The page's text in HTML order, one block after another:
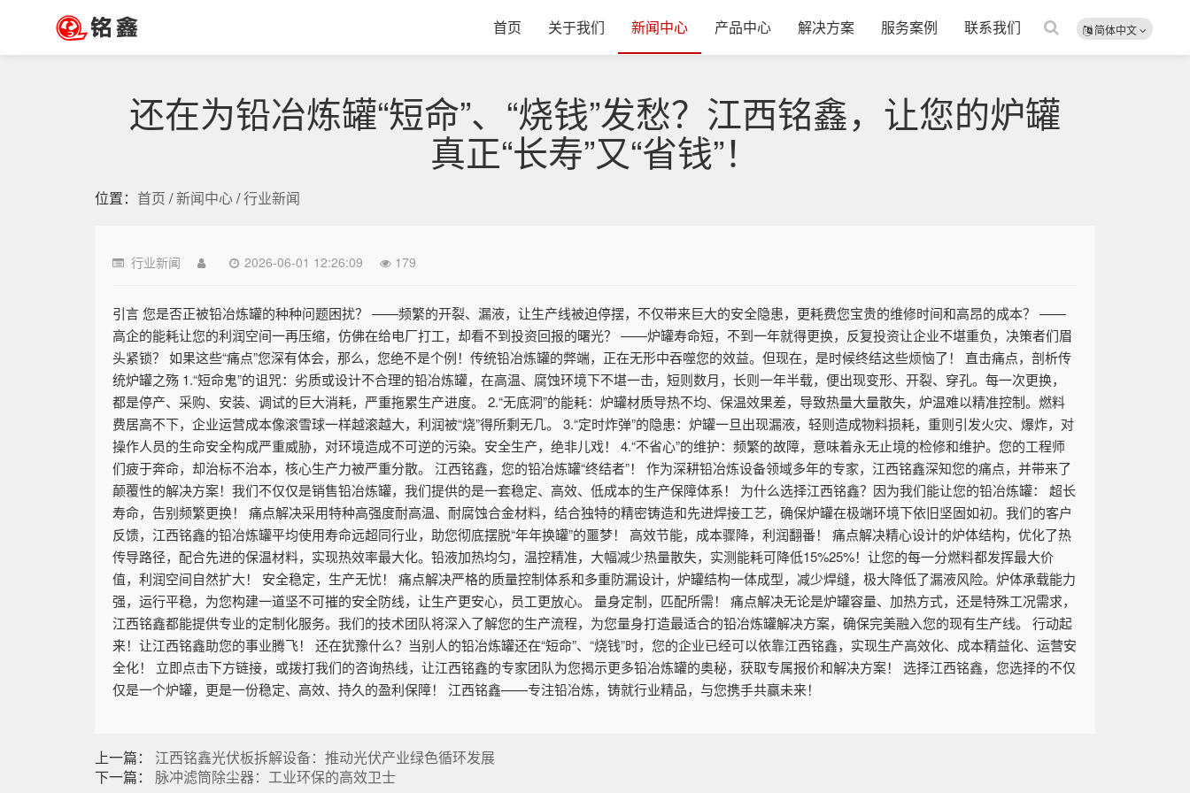
简体中文
首页 关于我们 新闻中心 产品中心 解决方案 服务案例 联系我们
还在为铅冶炼罐“短命”、“烧钱”发愁？江西铭鑫，让您的炉罐
真正“长寿”又“省钱”！
位置： 首页 /新闻中心/行业新闻
行业新闻 2026-06-01 12:26:09 179
引言 您是否正被铅冶炼罐的种种问题困扰？ ——频繁的开裂、漏液，让生产线被迫停摆，不仅带来巨大的安全隐患，更耗费您宝贵的维修时间和高昂的成本？ ——
高企的能耗让您的利润空间一再压缩，仿佛在给电厂打工，却看不到投资回报的曙光？ ——炉罐寿命短，不到一年就得更换，反复投资让企业不堪重负，决策者们眉
头紧锁？ 如果这些“痛点”您深有体会，那么，您绝不是个例！传统铅冶炼罐的弊端，正在无形中吞噬您的效益。但现在，是时候终结这些烦恼了！ 直击痛点，剖析传
统炉罐之殇 1.“短命鬼”的诅咒：劣质或设计不合理的铅冶炼罐，在高温、腐蚀环境下不堪一击，短则数月，长则一年半载，便出现变形、开裂、穿孔。每一次更换，
都是停产、采购、安装、调试的巨大消耗，严重拖累生产进度。 2.“无底洞”的能耗：炉罐材质导热不均、保温效果差，导致热量大量散失，炉温难以精准控制。燃料
费居高不下，企业运营成本像滚雪球一样越滚越大，利润被“烧”得所剩无几。 3.“定时炸弹”的隐患：炉罐一旦出现漏液，轻则造成物料损耗，重则引发火灾、爆炸，对
操作人员的生命安全构成严重威胁，对环境造成不可逆的污染。安全生产，绝非儿戏！ 4.“不省心”的维护：频繁的故障，意味着永无止境的检修和维护。您的工程师
们疲于奔命，却治标不治本，核心生产力被严重分散。 江西铭鑫，您的铅冶炼罐“终结者”！ 作为深耕铅冶炼设备领域多年的专家，江西铭鑫深知您的痛点，并带来了
颠覆性的解决方案！我们不仅仅是销售铅冶炼罐，我们提供的是一套稳定、高效、低成本的生产保障体系！ 为什么选择江西铭鑫？因为我们能让您的铅冶炼罐： 超长
寿命，告别频繁更换！ 痛点解决采用特种高强度耐高温、耐腐蚀合金材料，结合独特的精密铸造和先进焊接工艺，确保炉罐在极端环境下依旧坚固如初。我们的客户
反馈，江西铭鑫的铅冶炼罐平均使用寿命远超同行业，助您彻底摆脱“年年换罐”的噩梦！ 高效节能，成本骤降，利润翻番！ 痛点解决精心设计的炉体结构，优化了热
传导路径，配合先进的保温材料，实现热效率最大化。铅液加热均匀，温控精准，大幅减少热量散失，实测能耗可降低15%25%！让您的每一分燃料都发挥最大价
值，利润空间自然扩大！ 安全稳定，生产无忧！ 痛点解决严格的质量控制体系和多重防漏设计，炉罐结构一体成型，减少焊缝，极大降低了漏液风险。炉体承载能力
强，运行平稳，为您构建一道坚不可摧的安全防线，让生产更安心，员工更放心。 量身定制，匹配所需！ 痛点解决无论是炉罐容量、加热方式，还是特殊工况需求，
江西铭鑫都能提供专业的定制化服务。我们的技术团队将深入了解您的生产流程，为您量身打造最适合的铅冶炼罐解决方案，确保完美融入您的现有生产线。 行动起
来！让江西铭鑫助您的事业腾飞！ 还在犹豫什么？当别人的铅冶炼罐还在“短命”、“烧钱”时，您的企业已经可以依靠江西铭鑫，实现生产高效化、成本精益化、运营安
全化！ 立即点击下方链接，或拨打我们的咨询热线，让江西铭鑫的专家团队为您揭示更多铅冶炼罐的奥秘，获取专属报价和解决方案！ 选择江西铭鑫，您选择的不仅
仅是一个炉罐，更是一份稳定、高效、持久的盈利保障！ 江西铭鑫——专注铅冶炼，铸就行业精品，与您携手共赢未来！
上一篇： 江西铭鑫光伏板拆解设备：推动光伏产业绿色循环发展
下一篇： 脉冲滤筒除尘器：工业环保的高效卫士